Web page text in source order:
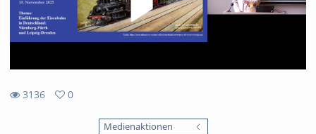
3136
0
Medienaktionen